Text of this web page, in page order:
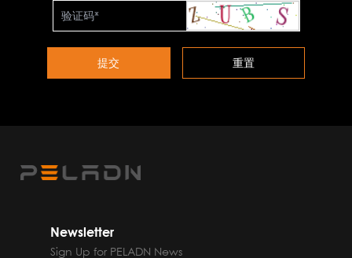
Newsletter
Sign Up for PELADN News